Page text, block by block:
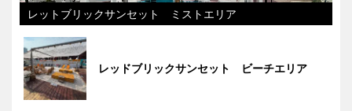
レットブリックサンセット ミストエリア
レッドブリックサンセット ビーチエリア